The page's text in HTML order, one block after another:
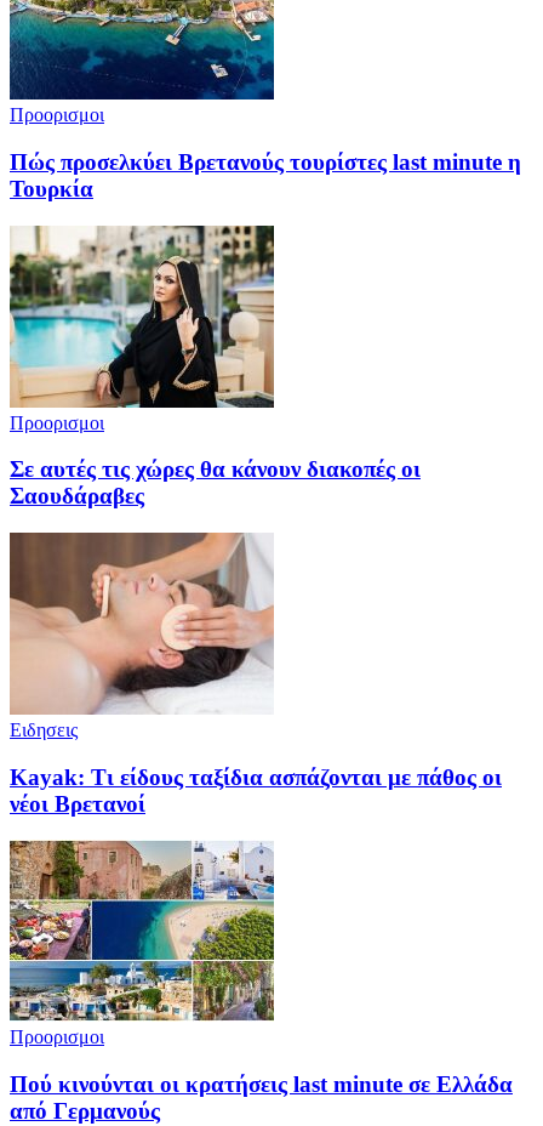
Προορισμοι
Πώς προσελκύει Βρετανούς τουρίστες last minute η
Τουρκία
Προορισμοι
Σε αυτές τις χώρες θα κάνουν διακοπές οι
Σαουδάραβες
Ειδησεις
Kayak: Τι είδους ταξίδια ασπάζονται με πάθος οι
νέοι Βρετανοί
Προορισμοι
Πού κινούνται οι κρατήσεις last minute σε Ελλάδα
από Γερμανούς